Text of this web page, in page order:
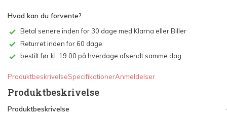
Hvad kan du forvente?
Betal senere inden for 30 dage med Klarna eller Biller
Returret inden for 60 dage
bestilt før kl. 19.00 på hverdage afsendt samme dag.
ProduktbeskrivelseSpecifikationerAnmeldelser
Produktbeskrivelse
Produktbeskrivelse